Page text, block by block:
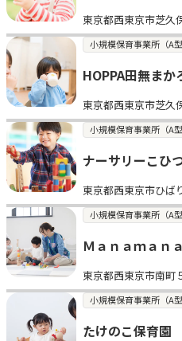
東京都西東京市芝久
小規模保育事業所（A型
HOPPA田無まか
東京都西東京市芝久
小規模保育事業所（A型
ナーサリーこひ
東京都西東京市ひば
小規模保育事業所（A型
Ｍａｎａｍａｎ
東京都西東京市南町
小規模保育事業所（A型
たけのこ保育園